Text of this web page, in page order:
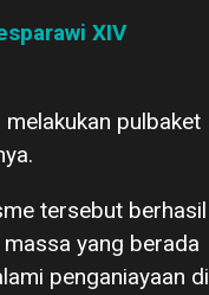
XIV
pulbaket
tersebut berhasil
yang berada
penganiayaan di